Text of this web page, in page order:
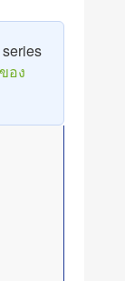
อง